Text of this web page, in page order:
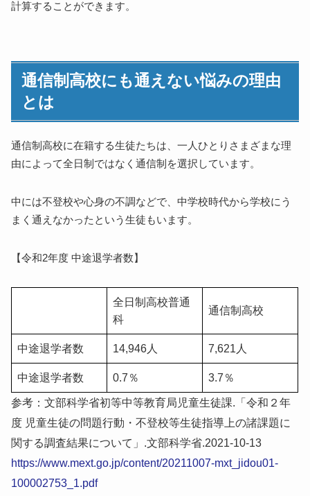
計算することができます。
通信制高校にも通えない悩みの理由
とは
通信制高校に在籍する生徒たちは、一人ひとりさまざまな理
由によって全日制ではなく通信制を選択しています。
中には不登校や心身の不調などで、中学校時代から学校にう
まく通えなかったという生徒もいます。
【令和2年度 中途退学者数】
全日制高校普通
科
通信制高校
中途退学者数 14,946人 7,621人
中途退学者数 0.7％
3.7％
参考：文部科学省初等中等教育局児童生徒課.「令和２年
度 児童生徒の問題行動・不登校等生徒指導上の諸課題に
関する調査結果について」.文部科学省.2021-10-13
https://www.mext.go.jp/content/20211007-mxt_jidou01-
100002753_1.pdf